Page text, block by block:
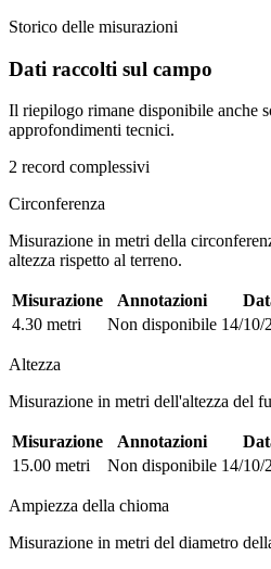
Storico delle misurazioni
Dati raccolti sul campo
Il riepilogo rimane disponibile anche
approfondimenti tecnici.
2 record complessivi
Circonferenza
Misurazione in metri della
altezza rispetto al terreno.
Misurazione Annotazioni
4.30 metri
Non disponibile 14/10/
Altezza
Misurazione in metri dell'altezza del
Misurazione Annotazioni
15.00 metri
Non disponibile 14/10/
Ampiezza della chioma
Misurazione in metri del diametro